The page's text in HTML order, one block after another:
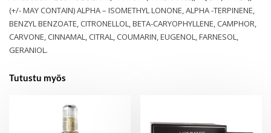
(+/- MAY CONTAIN) ALPHA – ISOMETHYL LONONE, ALPHA -TERPINENE,
BENZYL BENZOATE, CITRONELLOL, BETA-CARYOPHYLLENE, CAMPHOR,
CARVONE, CINNAMAL, CITRAL, COUMARIN, EUGENOL, FARNESOL,
GERANIOL.
Tutustu myös